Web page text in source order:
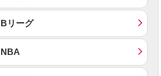
Bリーグ
NBA